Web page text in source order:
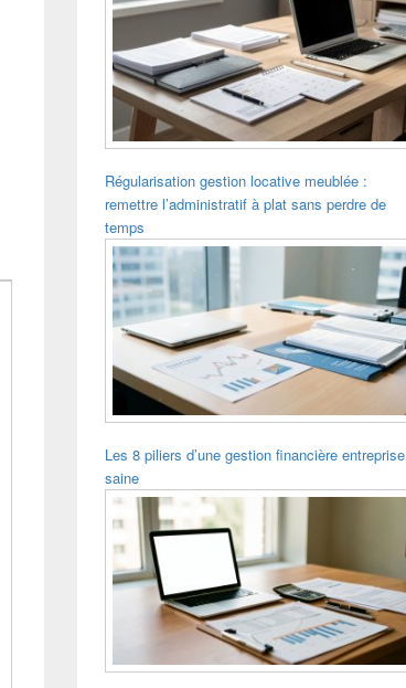
Régularisation gestion locative meublée :
remettre l’administratif à plat sans perdre de
temps
Les 8 piliers d’une gestion financière entreprise
saine